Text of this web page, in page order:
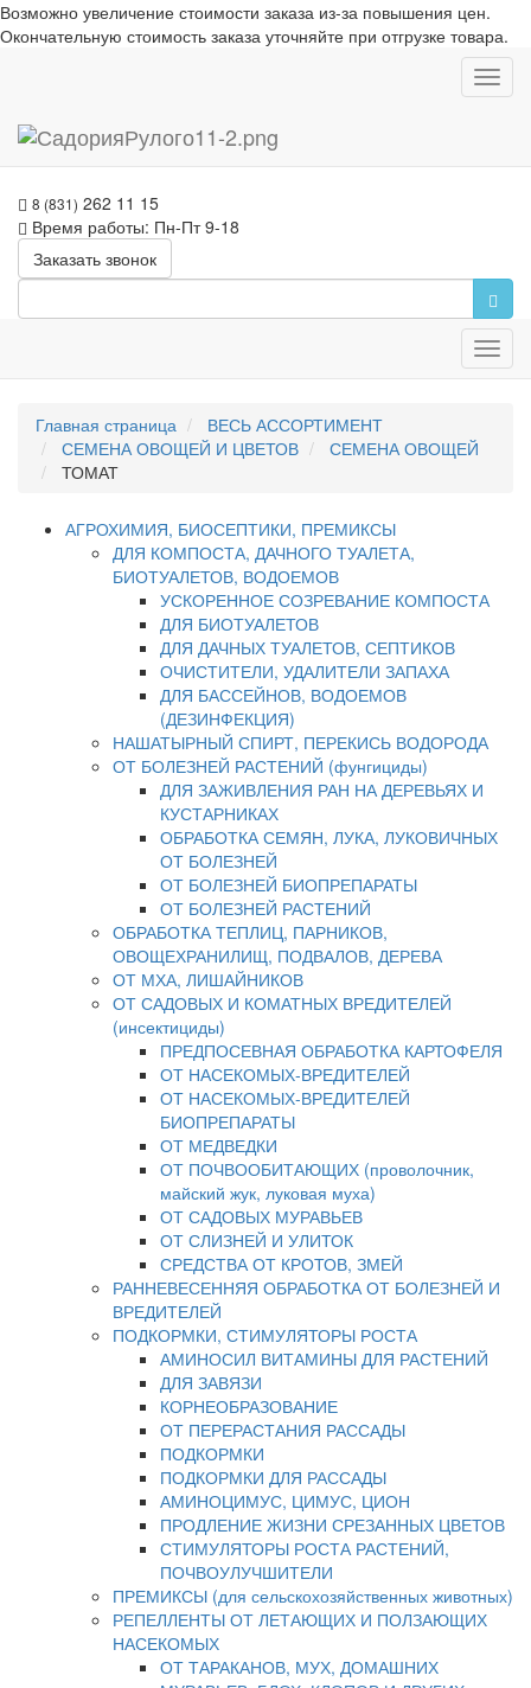
Возможно увеличение стоимости заказа из-за повышения цен.
Окончательную стоимость заказа уточняйте при отгрузке товара.
8 (831) 262 11 15
Время работы: Пн-Пт 9-18
Заказать звонок
Главная страница
ВЕСЬ АССОРТИМЕНТ
СЕМЕНА ОВОЩЕЙ И ЦВЕТОВ
СЕМЕНА ОВОЩЕЙ
ТОМАТ
АГРОХИМИЯ, БИОСЕПТИКИ, ПРЕМИКСЫ
ДЛЯ КОМПОСТА, ДАЧНОГО ТУАЛЕТА,
БИОТУАЛЕТОВ, ВОДОЕМОВ
УСКОРЕННОЕ СОЗРЕВАНИЕ КОМПОСТА
ДЛЯ БИОТУАЛЕТОВ
ДЛЯ ДАЧНЫХ ТУАЛЕТОВ, СЕПТИКОВ
ОЧИСТИТЕЛИ, УДАЛИТЕЛИ ЗАПАХА
ДЛЯ БАССЕЙНОВ, ВОДОЕМОВ
(ДЕЗИНФЕКЦИЯ)
НАШАТЫРНЫЙ СПИРТ, ПЕРЕКИСЬ ВОДОРОДА
ОТ БОЛЕЗНЕЙ РАСТЕНИЙ (фунгициды)
ДЛЯ ЗАЖИВЛЕНИЯ РАН НА ДЕРЕВЬЯХ И
КУСТАРНИКАХ
ОБРАБОТКА СЕМЯН, ЛУКА, ЛУКОВИЧНЫХ
ОТ БОЛЕЗНЕЙ
ОТ БОЛЕЗНЕЙ БИОПРЕПАРАТЫ
ОТ БОЛЕЗНЕЙ РАСТЕНИЙ
ОБРАБОТКА ТЕПЛИЦ, ПАРНИКОВ,
ОВОЩЕХРАНИЛИЩ, ПОДВАЛОВ, ДЕРЕВА
ОТ МХА, ЛИШАЙНИКОВ
ОТ САДОВЫХ И КОМАТНЫХ ВРЕДИТЕЛЕЙ
(инсектициды)
ПРЕДПОСЕВНАЯ ОБРАБОТКА КАРТОФЕЛЯ
ОТ НАСЕКОМЫХ-ВРЕДИТЕЛЕЙ
ОТ НАСЕКОМЫХ-ВРЕДИТЕЛЕЙ
БИОПРЕПАРАТЫ
ОТ МЕДВЕДКИ
ОТ ПОЧВООБИТАЮЩИХ (проволочник,
майский жук, луковая муха)
ОТ САДОВЫХ МУРАВЬЕВ
ОТ СЛИЗНЕЙ И УЛИТОК
СРЕДСТВА ОТ КРОТОВ, ЗМЕЙ
РАННЕВЕСЕННЯЯ ОБРАБОТКА ОТ БОЛЕЗНЕЙ И
ВРЕДИТЕЛЕЙ
ПОДКОРМКИ, СТИМУЛЯТОРЫ РОСТА
АМИНОСИЛ ВИТАМИНЫ ДЛЯ РАСТЕНИЙ
ДЛЯ ЗАВЯЗИ
КОРНЕОБРАЗОВАНИЕ
ОТ ПЕРЕРАСТАНИЯ РАССАДЫ
ПОДКОРМКИ
ПОДКОРМКИ ДЛЯ РАССАДЫ
АМИНОЦИМУС, ЦИМУС, ЦИОН
ПРОДЛЕНИЕ ЖИЗНИ СРЕЗАННЫХ ЦВЕТОВ
СТИМУЛЯТОРЫ РОСТА РАСТЕНИЙ,
ПОЧВОУЛУЧШИТЕЛИ
ПРЕМИКСЫ (для сельскохозяйственных животных)
РЕПЕЛЛЕНТЫ ОТ ЛЕТАЮЩИХ И ПОЛЗАЮЩИХ
НАСЕКОМЫХ
ОТ ТАРАКАНОВ, МУХ, ДОМАШНИХ